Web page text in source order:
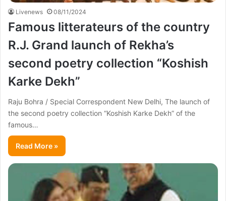
Livenews 08/11/2024
Famous litterateurs of the country
R.J. Grand launch of Rekha’s
second poetry collection “Koshish
Karke Dekh”
Raju Bohra / Special Correspondent New Delhi, The launch of
the second poetry collection “Koshish Karke Dekh” of the
famous…
Read More »